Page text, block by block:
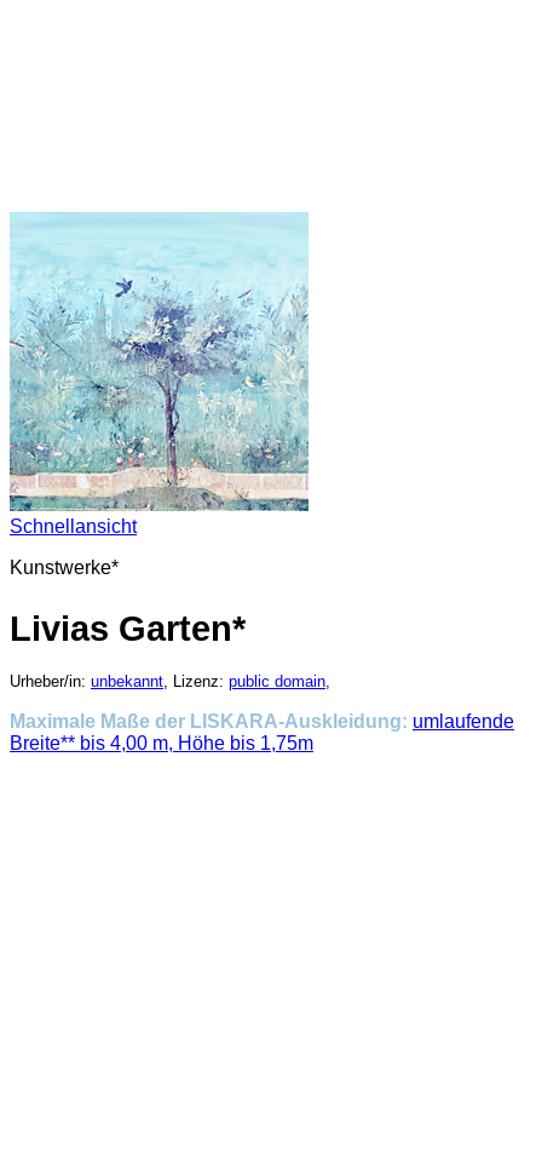
Schnellansicht
Kunstwerke*
Livias Garten*
Urheber/in: unbekannt , Lizenz: public domain
Maximale Maße der LISKARA-Auskleidung: umlaufende
Breite** bis 4,00 m, Höhe bis 1,75m